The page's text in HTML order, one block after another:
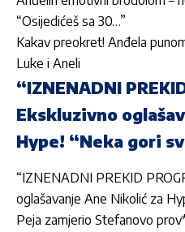
“Osijedićeš sa 30…”
Kakav preokret! Anđela
Luke i Aneli
“IZNENADNI
Ekskluzivno
Hype! “Neka gori
“IZNENADNI PREKID
oglašavanje Ane Nikolić za
Peja zamjerio Stefanovo